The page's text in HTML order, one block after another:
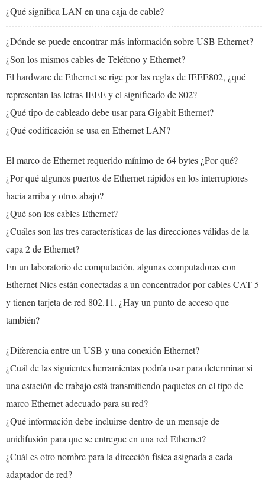
¿Qué significa LAN en una caja de cable?
¿Dónde se puede encontrar más información sobre USB Ethernet?
¿Son los mismos cables de Teléfono y Ethernet?
El hardware de Ethernet se rige por las reglas de IEEE802, ¿qué
representan las letras IEEE y el significado de 802?
¿Qué tipo de cableado debe usar para Gigabit Ethernet?
¿Qué codificación se usa en Ethernet LAN?
El marco de Ethernet requerido mínimo de 64 bytes ¿Por qué?
¿Por qué algunos puertos de Ethernet rápidos en los interruptores
hacia arriba y otros abajo?
¿Qué son los cables Ethernet?
¿Cuáles son las tres características de las direcciones válidas de la
capa 2 de Ethernet?
En un laboratorio de computación, algunas computadoras con
Ethernet Nics están conectadas a un concentrador por cables CAT-5
y tienen tarjeta de red 802.11. ¿Hay un punto de acceso que
también?
¿Diferencia entre un USB y una conexión Ethernet?
¿Cuál de las siguientes herramientas podría usar para determinar si
una estación de trabajo está transmitiendo paquetes en el tipo de
marco Ethernet adecuado para su red?
¿Qué información debe incluirse dentro de un mensaje de
unidifusión para que se entregue en una red Ethernet?
¿Cuál es otro nombre para la dirección física asignada a cada
adaptador de red?